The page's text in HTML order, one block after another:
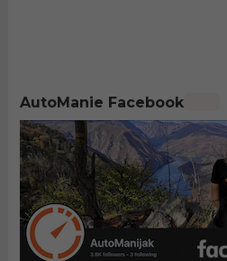
AutoManie Facebook